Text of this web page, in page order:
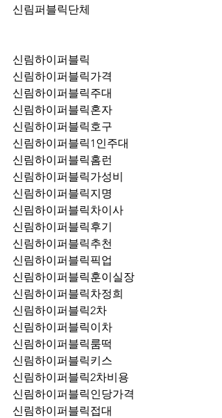
신림퍼블릭단체
신림하이퍼블릭
신림하이퍼블릭가격
신림하이퍼블릭주대
신림하이퍼블릭혼자
신림하이퍼블릭호구
신림하이퍼블릭1인주대
신림하이퍼블릭홈런
신림하이퍼블릭가성비
신림하이퍼블릭지명
신림하이퍼블릭차이사
신림하이퍼블릭후기
신림하이퍼블릭추천
신림하이퍼블릭훈이실장
신림하이퍼블릭차정희
신림하이퍼블릭2차
신림하이퍼블릭이차
신림하이퍼블릭룸떡
신림하이퍼블릭키스
신림하이퍼블릭2차비용
신림하이퍼블릭인당가격
신림하이퍼블릭접대